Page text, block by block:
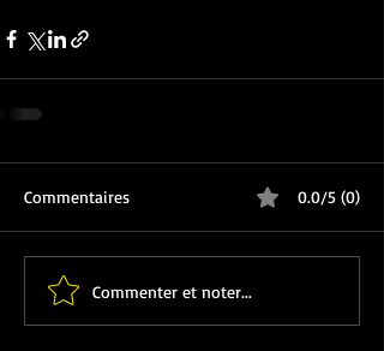
Commentaires 0.0/5 (0)
Commenter et noter...